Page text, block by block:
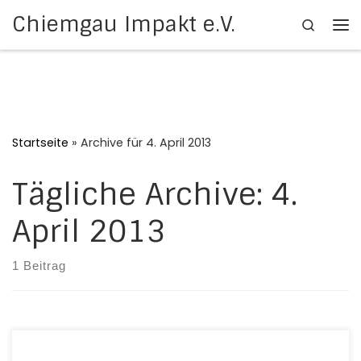
Zum Inhalt springen
Chiemgau Impakt e.V.
Search
Startseite » Archive für 4. April 2013
Tägliche Archive: 4.
April 2013
1 Beitrag